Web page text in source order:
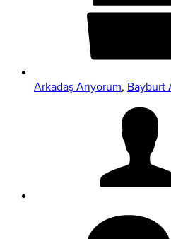
Arkadaş Arıyorum, Bayburt